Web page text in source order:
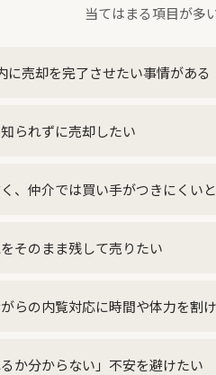
当てはまる項目が多
に売却を完了させたい事情がある
られずに売却したい
、仲介では買い手がつきにくい
そのまま残して売りたい
らの内覧対応に時間や体力を割
るか分からない」不安を避けたい